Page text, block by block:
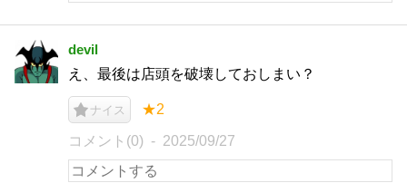
devil
え、最後は店頭を破壊しておしまい？
ナイス ★2
コメント(0) 2025/09/27